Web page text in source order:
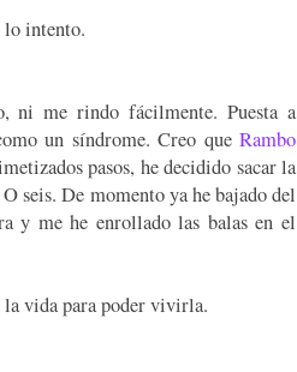
intento.
ni me rindo fácilmente. Puesta a
un síndrome. Creo que Rambo
pasos, he decidido sacar la
seis. De momento ya he bajado del
y me he enrollado las balas en el
vida para poder vivirla.